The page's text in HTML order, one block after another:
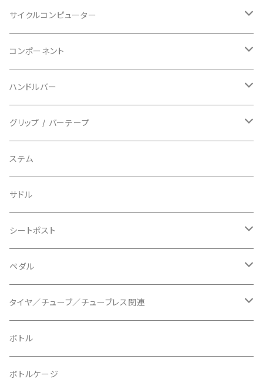
BBB/ビービービー
BELL/ベル
BIKEHAND/バイクハンド
BIO RACER/ビオレーサー
BIKEYOKE/バイクヨーク
BLACKBURN/ブラックバーン
BLB/ビーエルビー
BLUEGRASS/ブルーグラス
BONTRAGER/ボントレガー
BURGTEC/バーグテック
BUSCH＋MULLER/ブッシュ＆ミュラー
グローブ
指切り
フルフィンガー
ソックス
シューズカバー
キャップ
その他
キッズ
グラベル
マウンテンバイク
フラットペダル用
ビンディングペダル用
インソール
サイクルコンピューター
ヘッドユニット
センサー
アクセサリー
コンポーネント
カセットスプロケット
シフターマウント
ステムスペーサー
ケーブル類
チェーンガイド／キャッチャー
チェーンリング
ディスクブレーキ
ブレーキローター
ブレーキパッド
ディレーラーハンガー
トップキャップ
ハンドルバー
ドロップハンドル
フラット/ライザーバー
グリップ / バーテープ
グリップ
バーテープ
グリップカラー / バーエンドキャップ
ステム
サドル
シートポスト
ドロッパーポスト
シートクランプ
ペダル
ビンディングペダル
フラットペダル
クリート
タイヤ／チューブ／チューブレス関連
700c
29" / 27.5"
ボトル
ボトルケージ